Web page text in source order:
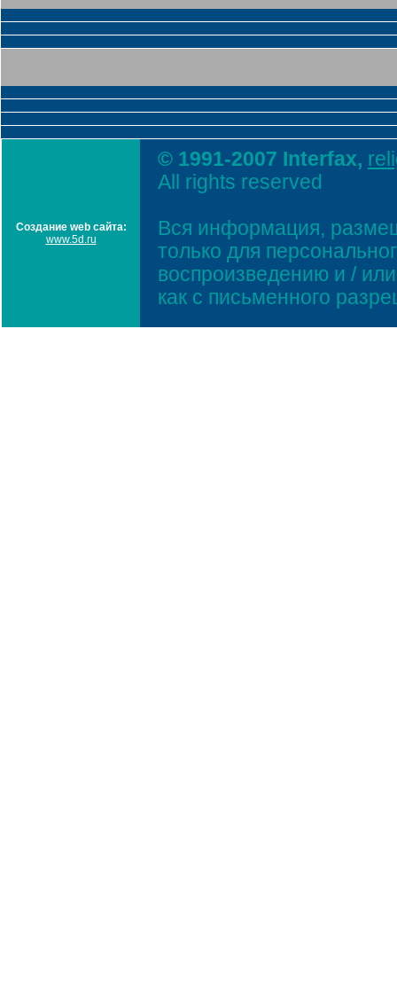
Создание web сайта:
www.5d.ru
© 1991-2007 Interfax,
All rights reserved
Вся информация,
только для
воспроизведению и /
как с письменного